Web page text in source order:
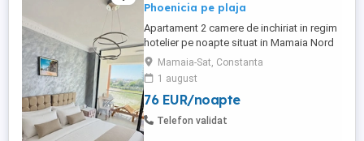
Phoenicia pe plaja
Apartament 2 camere de inchiriat in regim
hotelier pe noapte situat in Mamaia Nord
in fata complexului Phoenicia, linia 1 de la
mare, chiar pe plaja, in complexul Roca
Residence, cea mai buna locatie din
Mamaia, apartamente chiar pe plaja, cu
vedere si la mare, terasa, cu acces direct
Mamaia-Sat, Constanta
1 august
76 EUR/noapte
Telefon validat